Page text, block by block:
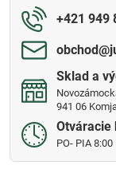
+421 949
Sklad a
941 06
Otváracie
PO- PIA